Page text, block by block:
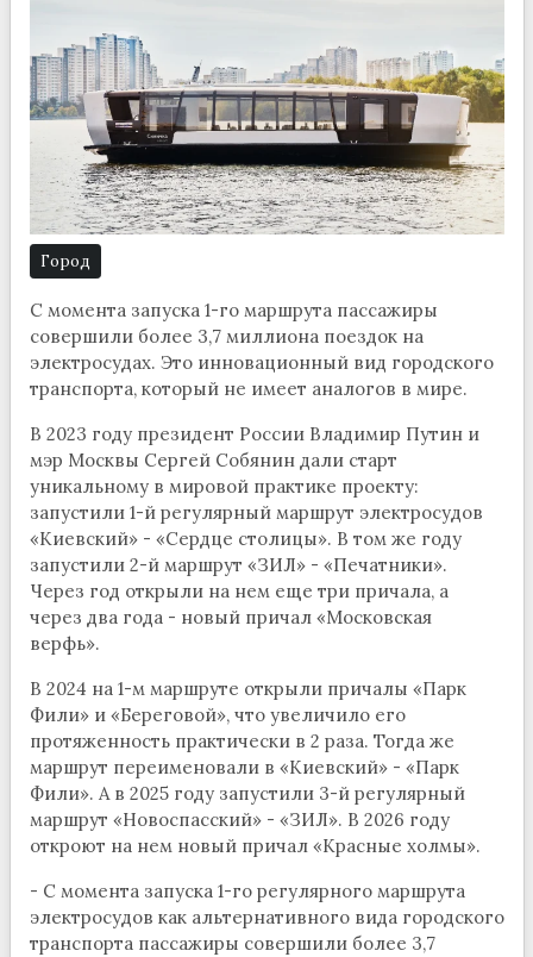
Город
С момента запуска 1-го маршрута пассажиры
совершили более 3,7 миллиона поездок на
электросудах. Это инновационный вид городского
транспорта, который не имеет аналогов в мире.
В 2023 году президент России Владимир Путин и
мэр Москвы Сергей Собянин дали старт
уникальному в мировой практике проекту:
запустили 1-й регулярный маршрут электросудов
«Киевский» - «Сердце столицы». В том же году
запустили 2-й маршрут «ЗИЛ» - «Печатники».
Через год открыли на нем еще три причала, а
через два года - новый причал «Московская
верфь».
В 2024 на 1-м маршруте открыли причалы «Парк
Фили» и «Береговой», что увеличило его
протяженность практически в 2 раза. Тогда же
маршрут переименовали в «Киевский» - «Парк
Фили». А в 2025 году запустили 3-й регулярный
маршрут «Новоспасский» - «ЗИЛ». В 2026 году
откроют на нем новый причал «Красные холмы».
- С момента запуска 1-го регулярного маршрута
электросудов как альтернативного вида городского
транспорта пассажиры совершили более 3,7